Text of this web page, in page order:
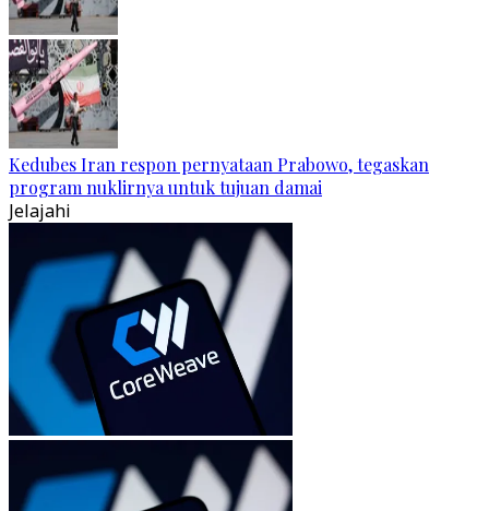
Kedubes Iran respon pernyataan Prabowo, tegaskan
program nuklirnya untuk tujuan damai
Jelajahi